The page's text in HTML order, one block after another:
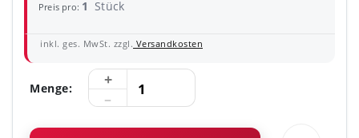
Preis pro: 1 Stück
inkl. ges. MwSt. zzgl. Versandkosten
Menge: